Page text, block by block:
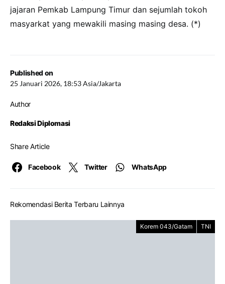
Published on
25 Januari 2026, 18:53 Asia/Jakarta
Author
Redaksi Diplomasi
Share Article
Facebook Twitter WhatsApp
jajaran Pemkab Lampung Timur dan sejumlah tokoh
masyarkat yang mewakili masing masing desa. (*)
Rekomendasi Berita Terbaru Lainnya
Korem 043/Gatam TNI